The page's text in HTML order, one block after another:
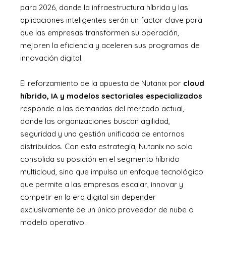
para 2026, donde la infraestructura híbrida y las
aplicaciones inteligentes serán un factor clave para
que las empresas transformen su operación,
mejoren la eficiencia y aceleren sus programas de
innovación digital.
El reforzamiento de la apuesta de Nutanix por cloud
híbrido, IA y modelos sectoriales especializados
responde a las demandas del mercado actual,
donde las organizaciones buscan agilidad,
seguridad y una gestión unificada de entornos
distribuidos. Con esta estrategia, Nutanix no solo
consolida su posición en el segmento híbrido
multicloud, sino que impulsa un enfoque tecnológico
que permite a las empresas escalar, innovar y
competir en la era digital sin depender
exclusivamente de un único proveedor de nube o
modelo operativo.